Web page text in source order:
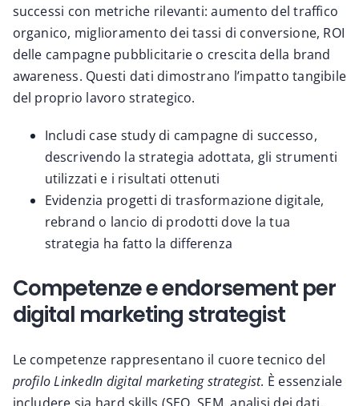
successi con metriche rilevanti: aumento del traffico
organico, miglioramento dei tassi di conversione, ROI
delle campagne pubblicitarie o crescita della brand
awareness. Questi dati dimostrano l’impatto tangibile
del proprio lavoro strategico.
Includi case study di campagne di successo,
descrivendo la strategia adottata, gli strumenti
utilizzati e i risultati ottenuti
Evidenzia progetti di trasformazione digitale,
rebrand o lancio di prodotti dove la tua
strategia ha fatto la differenza
Competenze e endorsement per
digital marketing strategist
Le competenze rappresentano il cuore tecnico del
profilo LinkedIn digital marketing strategist. È essenziale